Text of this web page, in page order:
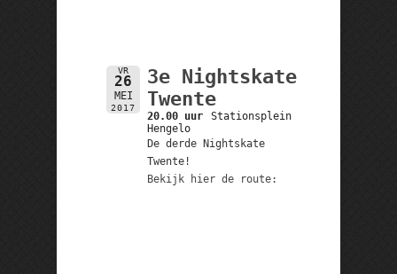
VR
26
MEI
2017
3e Nightskate
Twente
20.00 uur
Stationsplein
Hengelo
De derde Nightskate
Twente!
Bekijk hier de route: